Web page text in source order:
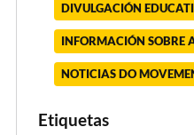
DIVULGACIÓN
INFORMACIÓN SOBRE
NOTICIAS DO
Etiquetas